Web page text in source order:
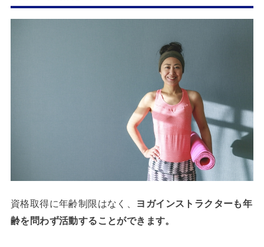
資格取得に年齢制限はなく、 ヨガインストラクターも年
齢を問わず活動することができます。